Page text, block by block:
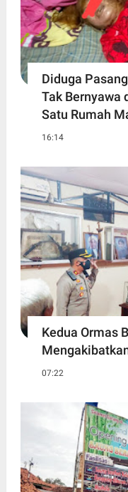
Diduga
Tak Bernyawa
Satu Rumah
16:14
Kedua Ormas
07:22